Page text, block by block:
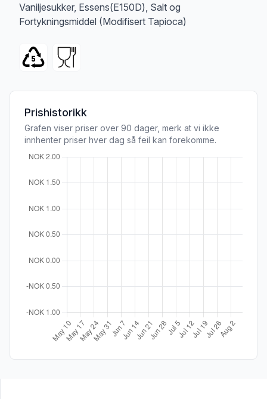
Vaniljesukker, Essens(E150D), Salt og
Fortykningsmiddel (Modifisert Tapioca)
Prishistorikk
Grafen viser priser over 90 dager, merk at vi ikke
innhenter priser hver dag så feil kan forekomme.